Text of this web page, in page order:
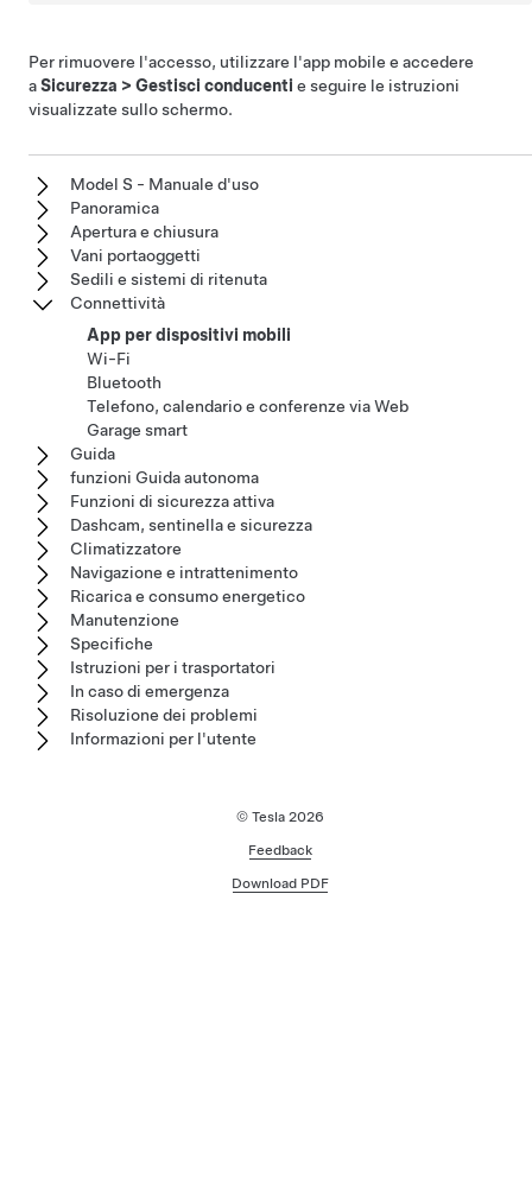
Per rimuovere l'accesso, utilizzare l'app mobile e accedere
aSicurezza > Gestisci conducenti e seguire le istruzioni
visualizzate sullo schermo.
Model S - Manuale d'uso
Panoramica
Apertura e chiusura
Vani portaoggetti
Sedili e sistemi di ritenuta
Connettività
App per dispositivi mobili
Wi-Fi
Bluetooth
Telefono, calendario e conferenze via Web
Garage smart
Guida
funzioni Guida autonoma
Funzioni di sicurezza attiva
Dashcam, sentinella e sicurezza
Climatizzatore
Navigazione e intrattenimento
Ricarica e consumo energetico
Manutenzione
Specifiche
Istruzioni per i trasportatori
In caso di emergenza
Risoluzione dei problemi
Informazioni per l'utente
© Tesla 2026
Feedback
Download PDF